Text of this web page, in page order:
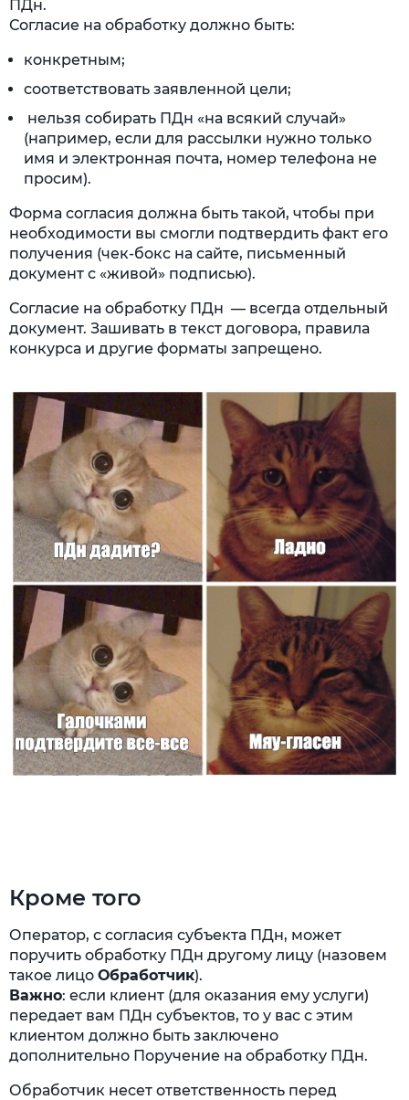
ПДн.
Согласие на обработку должно быть:
конкретным;
соответствовать заявленной цели;
нельзя собирать ПДн «на всякий случай»
(например, если для рассылки нужно только
имя и электронная почта, номер телефона не
просим).
Форма согласия должна быть такой, чтобы при
необходимости вы смогли подтвердить факт его
получения (чек-бокс на сайте, письменный
документ с «живой» подписью).
Согласие на обработку ПДн — всегда отдельный
документ. Зашивать в текст договора, правила
конкурса и другие форматы запрещено.
Кроме того
Оператор, с согласия субъекта ПДн, может
поручить обработку ПДн другому лицу (назовем
такое лицо Обработчик).
Важно: если клиент (для оказания ему услуги)
передает вам ПДн субъектов, то у вас с этим
клиентом должно быть заключено
дополнительно Поручение на обработку ПДн.
Обработчик несет ответственность перед